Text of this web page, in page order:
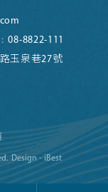
08-8822-111
玉泉巷27號
Design - iBest